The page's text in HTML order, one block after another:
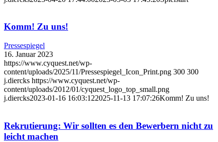
Komm! Zu uns!
Pressespiegel
16. Januar 2023
https://www.cyquest.net/wp-
content/uploads/2025/11/Pressespiegel_Icon_Print.png 300 300
j.diercks https://www.cyquest.net/wp-
content/uploads/2012/01/cyquest_logo_top_small.png
j.diercks2023-01-16 16:03:122025-11-13 17:07:26Komm! Zu uns!
Rekrutierung: Wir sollten es den Bewerbern nicht zu
leicht machen